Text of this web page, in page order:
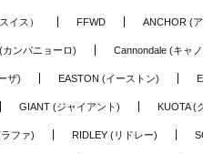
イス） FFWD ANCHOR (
カンパニョーロ) Cannondale (キャ
ザ) EASTON (イーストン)
GIANT (ジャイアント) KUOTA (
ファ) RIDLEY (リドレー)